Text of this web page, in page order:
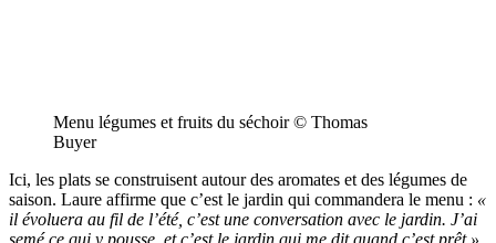
Menu légumes et fruits du séchoir © Thomas
Buyer
Ici, les plats se construisent autour des aromates et des légumes de
saison. Laure affirme que c’est le jardin qui commandera le menu : «
il évoluera au fil de l’été, c’est une conversation avec le jardin. J’ai
semé ce qui y pousse, et c’est le jardin qui me dit quand c’est prêt »